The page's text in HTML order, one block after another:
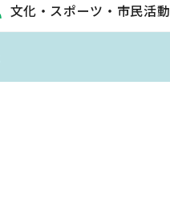
文化・ スポーツ・ 市民活動